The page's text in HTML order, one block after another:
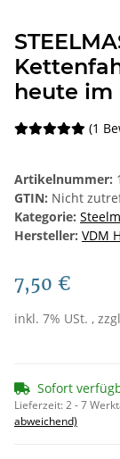
heute im
(1
Artikelnummer:
GTIN: Nicht
Kategorie:
Hersteller: VDM
7,50 €
inkl. 7% USt. ,
Sofort
Lieferzeit:2 - 7
abweichend)